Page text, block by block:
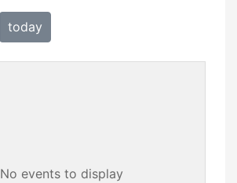
today
No events to display